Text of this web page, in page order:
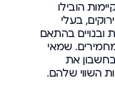
הובילו
בעלי
ובנויים בהתאם
שמאי
בחשבון את
השווי שלהם.